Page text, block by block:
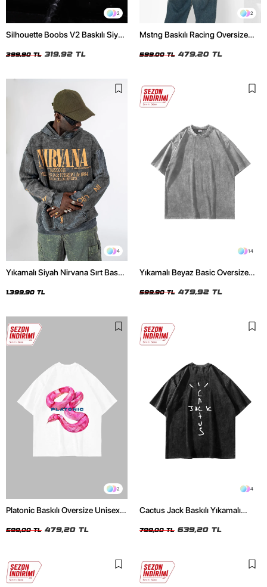
2
Silhouette Boobs V2 Baskılı Siyah
399,90 TL 319,92 TL
2
Mstng Baskılı Racing Oversize
599,00 TL 479,20 TL
4
Yıkamalı Siyah Nirvana Sırt Baskılı
1.399,90 TL
14
Yıkamalı Beyaz Basic Oversize
599,90 TL 479,92 TL
2
Platonic Baskılı Oversize Unisex
599,00 TL 479,20 TL
4
Cactus Jack Baskılı Yıkamalı
799,00 TL 639,20 TL